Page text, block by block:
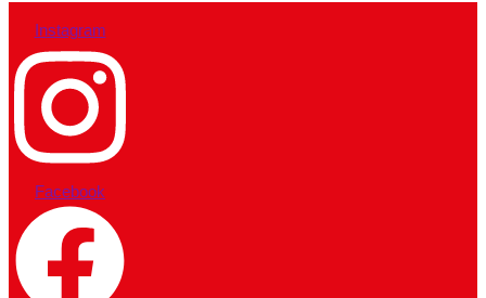
Instagram
Facebook